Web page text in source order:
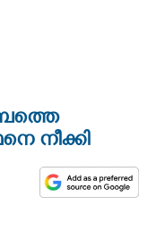
നീക്കി